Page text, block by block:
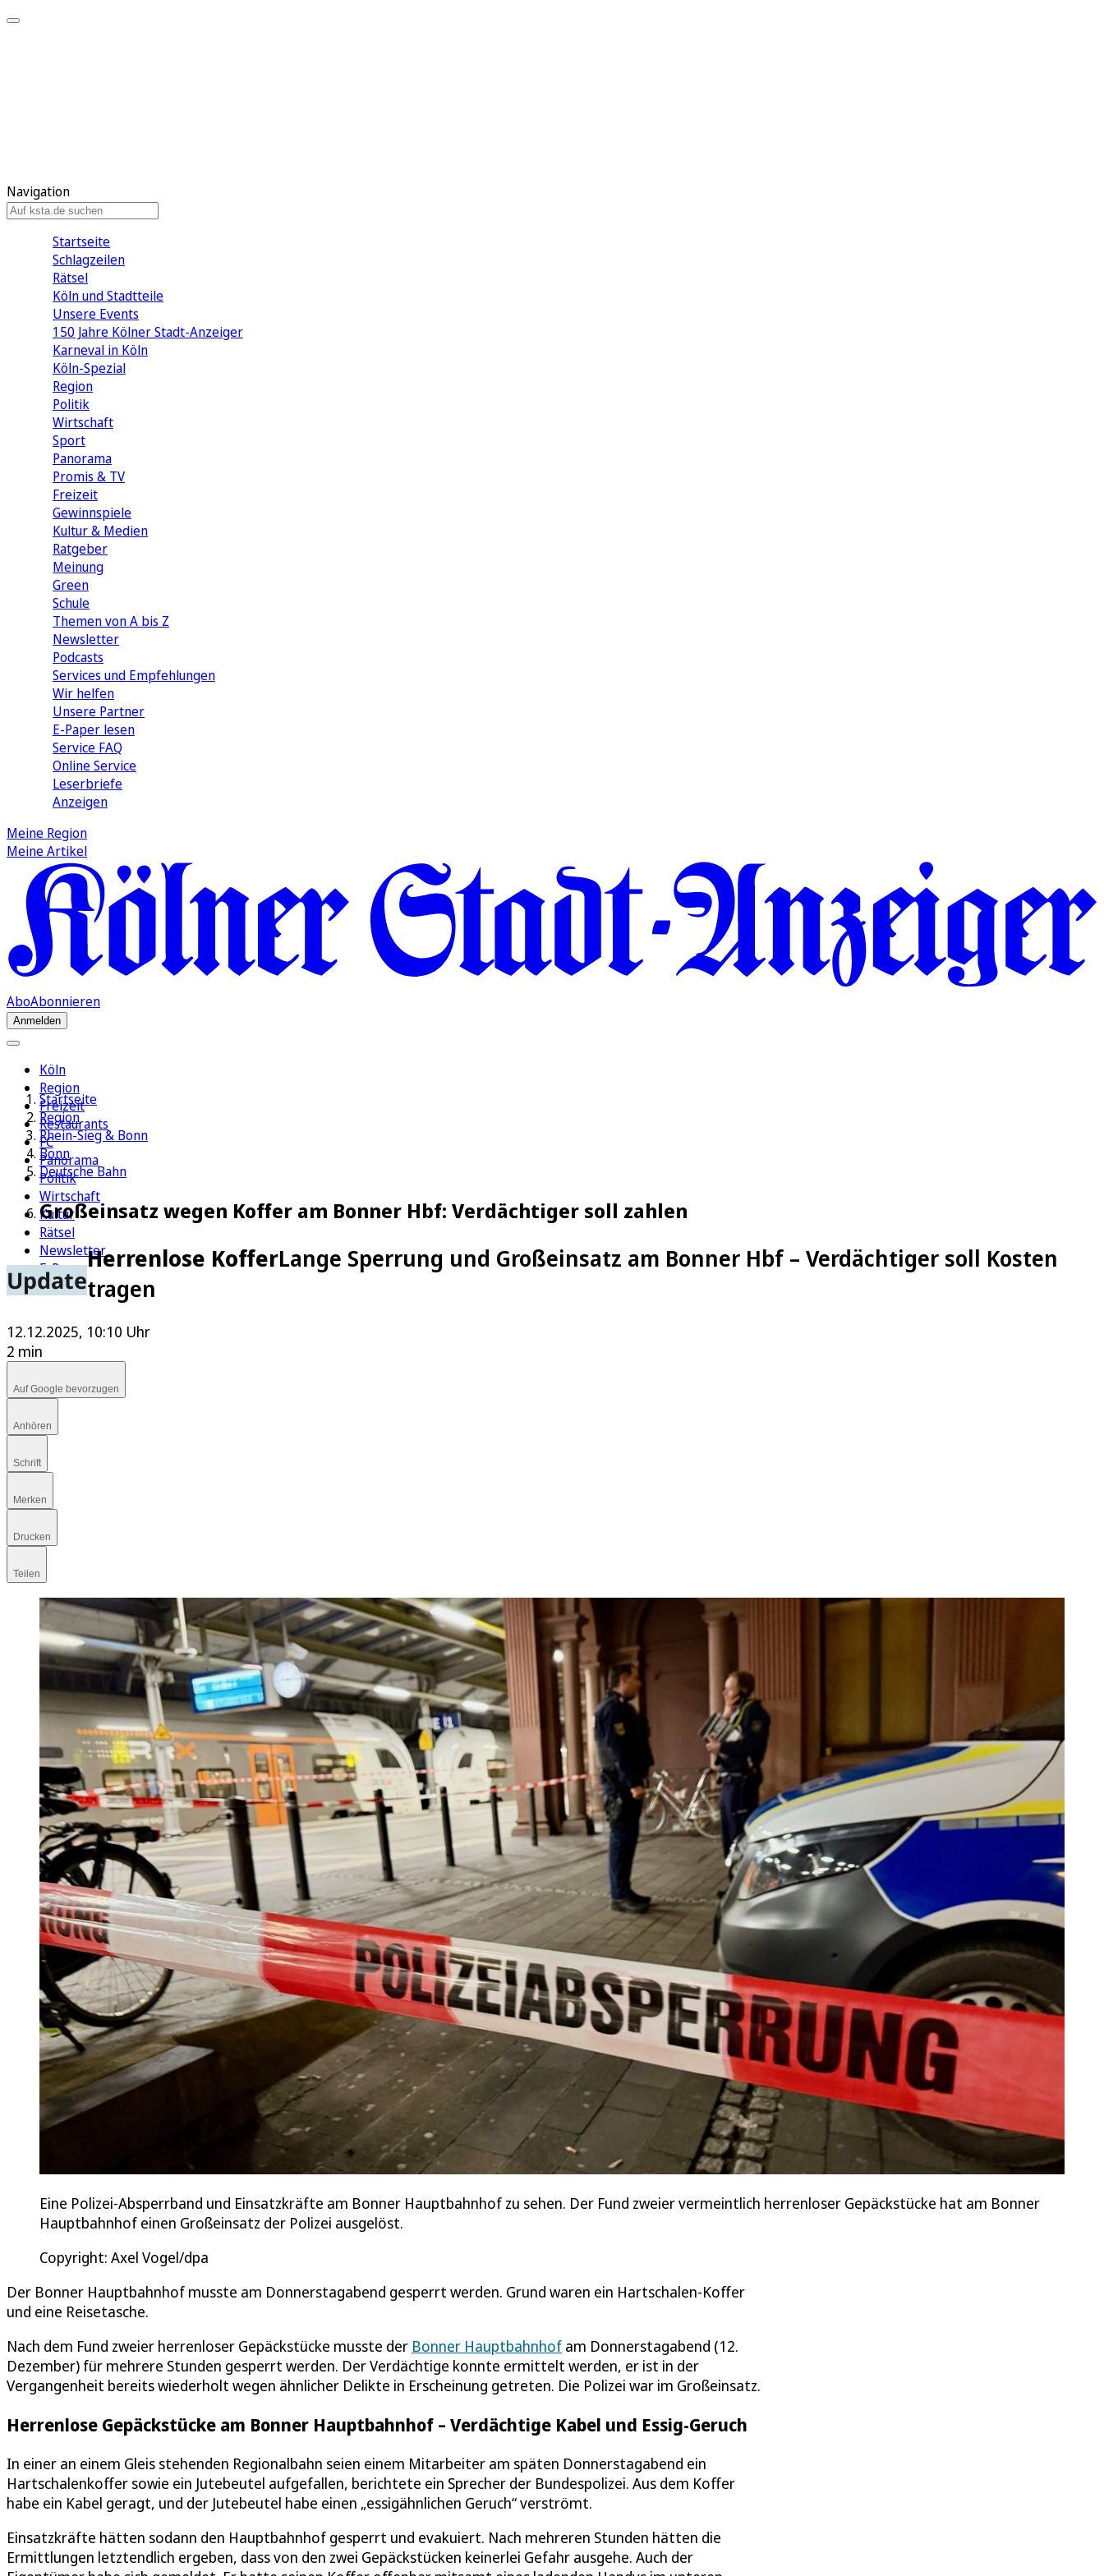
Navigation
Startseite
Schlagzeilen
Rätsel
Köln und Stadtteile
Unsere Events
150 Jahre Kölner Stadt-Anzeiger
Karneval in Köln
Köln-Spezial
Region
Politik
Wirtschaft
Sport
Panorama
Promis & TV
Freizeit
Gewinnspiele
Kultur & Medien
Ratgeber
Meinung
Green
Schule
Themen von A bis Z
Newsletter
Podcasts
Services und Empfehlungen
Wir helfen
Unsere Partner
E-Paper lesen
Service FAQ
Online Service
Leserbriefe
Anzeigen
Meine Region
Meine Artikel
AboAbonnieren
Anmelden
Köln
Region
Freizeit
Restaurants
FC
Panorama
Politik
Wirtschaft
Kultur
Rätsel
Newsletter
E-Paper
Startseite
Region
Rhein-Sieg & Bonn
Bonn
Deutsche Bahn
Großeinsatz wegen Koffer am Bonner Hbf: Verdächtiger soll zahlen
Update
Herrenlose KofferLange Sperrung und Großeinsatz am Bonner Hbf – Verdächtiger soll Kosten
tragen
12.12.2025, 10:10 Uhr
2 min
Auf Google bevorzugen
Anhören
Schrift
Merken
Drucken
Teilen
Eine Polizei-Absperrband und Einsatzkräfte am Bonner Hauptbahnhof zu sehen. Der Fund zweier vermeintlich herrenloser Gepäckstücke hat am Bonner
Hauptbahnhof einen Großeinsatz der Polizei ausgelöst.
Copyright: Axel Vogel/dpa
Der Bonner Hauptbahnhof musste am Donnerstagabend gesperrt werden. Grund waren ein Hartschalen-Koffer
und eine Reisetasche.
Nach dem Fund zweier herrenloser Gepäckstücke musste der Bonner Hauptbahnhof am Donnerstagabend (12.
Dezember) für mehrere Stunden gesperrt werden. Der Verdächtige konnte ermittelt werden, er ist in der
Vergangenheit bereits wiederholt wegen ähnlicher Delikte in Erscheinung getreten. Die Polizei war im Großeinsatz.
Herrenlose Gepäckstücke am Bonner Hauptbahnhof – Verdächtige Kabel und Essig-Geruch
In einer an einem Gleis stehenden Regionalbahn seien einem Mitarbeiter am späten Donnerstagabend ein
Hartschalenkoffer sowie ein Jutebeutel aufgefallen, berichtete ein Sprecher der Bundespolizei. Aus dem Koffer
habe ein Kabel geragt, und der Jutebeutel habe einen „essigähnlichen Geruch“ verströmt.
Einsatzkräfte hätten sodann den Hauptbahnhof gesperrt und evakuiert. Nach mehreren Stunden hätten die
Ermittlungen letztendlich ergeben, dass von den zwei Gepäckstücken keinerlei Gefahr ausgehe. Auch der